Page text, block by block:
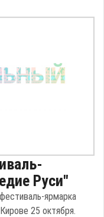
Руси"
ярмарка
25 октября.